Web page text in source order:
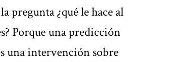
pregunta ¿qué le hace al
Porque una predicción
una intervención sobre